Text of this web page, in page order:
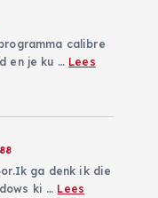
calibre
en je ku … Lees
ga denk ik die
ki … Lees